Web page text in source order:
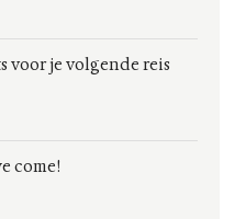
voor je volgende reis
come!